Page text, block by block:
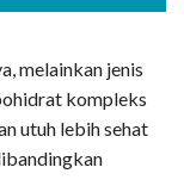
melainkan jenis
kompleks
utuh lebih sehat